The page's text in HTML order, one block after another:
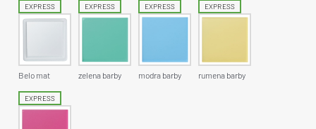
EXPRESS
Belo mat
EXPRESS
zelena barby
EXPRESS
modra barby
EXPRESS
rumena barby
EXPRESS